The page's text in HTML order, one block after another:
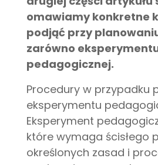
omawiamy konkretne
podjąć przy
zarówno
pedagogicznej.
Procedury w przypadku
eksperymentu
Eksperyment
które wymaga ścisłego
określonych zasad i